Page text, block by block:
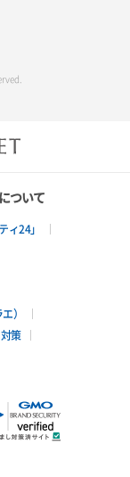
ついて
ィ24」
）
策